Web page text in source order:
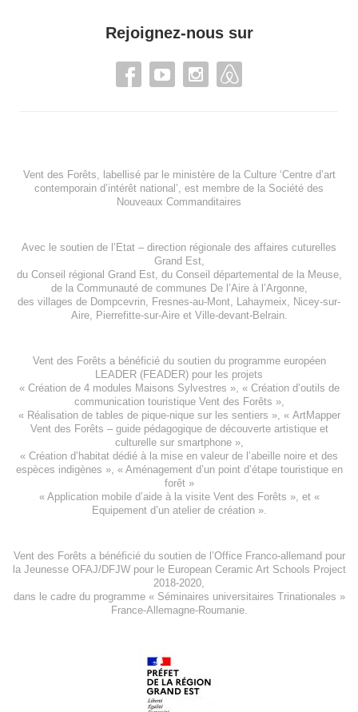
Rejoignez-nous sur
Vent des Forêts, labellisé par le ministère de la Culture ‘Centre d’art
contemporain d’intérêt national’, est membre de la Société des
Nouveaux Commanditaires
Avec le soutien de l’Etat – direction régionale des affaires cuturelles
Grand Est,
du Conseil régional Grand Est, du Conseil départemental de la Meuse,
de la Communauté de communes De l’Aire à l’Argonne,
des villages de Dompcevrin Fresnes-au-Mont Lahaymeix
Nicey-sur-
Aire, Pierrefitte-sur-Aireet Ville-devant-Belrain.
Vent des Forêts a bénéficié du soutien du programme européen
LEADER (FEADER) pour les projets
« Création de 4 modules Maisons Sylvestres », « Création d’outils de
communication touristique Vent des Forêts »,
« Réalisation de tables de pique-nique sur les sentiers », « ArtMapper
Vent des Forêts – guide pédagogique de découverte artistique et
culturelle sur smartphone »,
« Création d’habitat dédié à la mise en valeur de l’abeille noire et des
espèces indigènes », « Aménagement d’un point d’étape touristique en
forêt»
« Application mobile d’aide à la visite Vent des Forêts », et «
Equipement d’un atelier de création».
Vent des Forêts a bénéficié du soutien de l’Office Franco-allemand pour
la Jeunesse OFAJ/DFJWpour leEuropean Ceramic Art Schools Project
2018-2020
dans le cadre du programme « Séminaires universitaires Trinationales »
France-Allemagne-Roumanie.